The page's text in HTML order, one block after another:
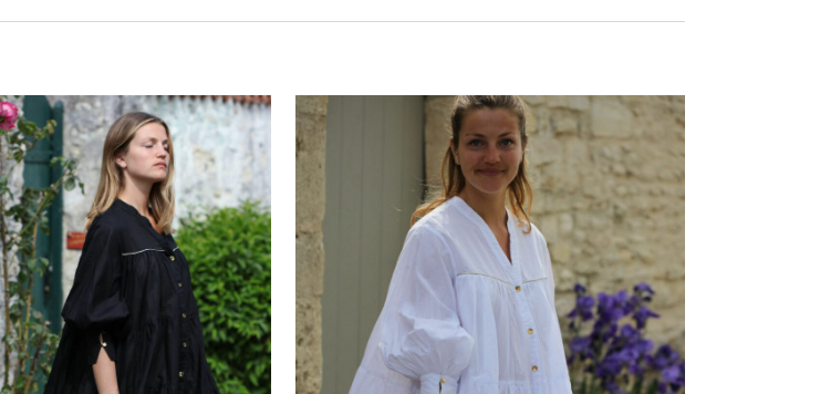
Ce produit a plusieurs variations. Les options peuvent être choisies sur la page du produit Ce produit a plusieurs variations. Les options peuvent être choisies sur la page du produit